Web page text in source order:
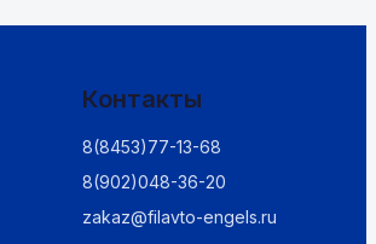
Контакты
8(8453)77-13-68
8(902)048-36-20
zakaz@filavto-engels.ru